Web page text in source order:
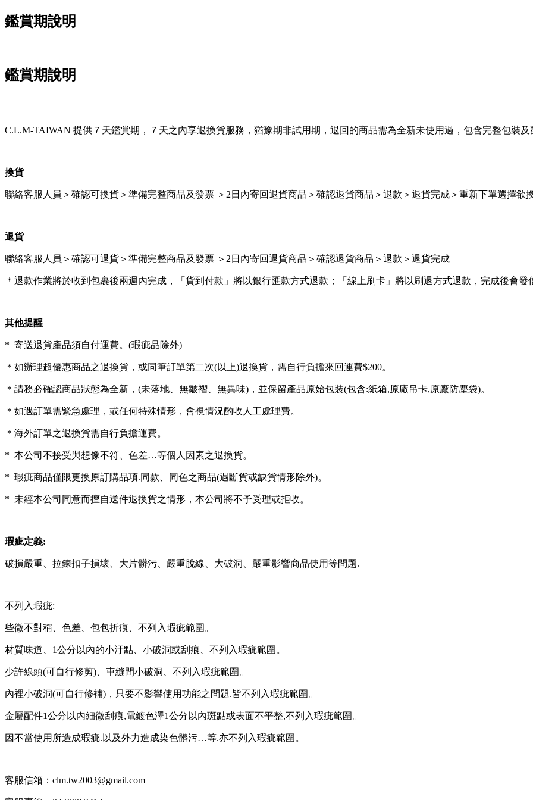
鑑賞期說明
鑑賞期說明
C.L.M-TAIWAN 提供７天鑑賞期，７天之內享退換貨服務，猶豫期非試用期，退回的商品需為全新未使用過，包含完整包裝及
換貨
聯絡客服人員＞確認可換貨＞準備完整商品及發票 ＞2日內寄回退貨商品＞確認退貨商品＞退款＞退貨完成＞重新下單選擇欲
退貨
聯絡客服人員＞確認可退貨＞準備完整商品及發票 ＞2日內寄回退貨商品＞確認退貨商品＞退款＞退貨完成
＊退款作業將於收到包裹後兩週內完成，「貨到付款」將以銀行匯款方式退款；「線上刷卡」將以刷退方式退款，完成後會發
其他提醒
* 寄送退貨產品須自付運費。(瑕疵品除外)
＊如辦理超優惠商品之退換貨，或同筆訂單第二次(以上)退換貨，需自行負擔來回運費$200。
＊請務必確認商品狀態為全新，(未落地、無皺褶、無異味)，並保留產品原始包裝(包含:紙箱,原廠吊卡,原廠防塵袋)。
＊如遇訂單需緊急處理，或任何特殊情形，會視情況酌收人工處理費。
＊海外訂單之退換貨需自行負擔運費。
* 本公司不接受與想像不符、色差…等個人因素之退換貨。
* 瑕疵商品僅限更換原訂購品項.同款、同色之商品(遇斷貨或缺貨情形除外)。
* 未經本公司同意而擅自送件退換貨之情形，本公司將不予受理或拒收。
瑕疵定義:
破損嚴重、拉鍊扣子損壞、大片髒污、嚴重脫線、大破洞、嚴重影響商品使用等問題.
不列入瑕疵:
些微不對稱、色差、包包折痕、不列入瑕疵範圍。
材質味道、1公分以內的小汙點、小破洞或刮痕、不列入瑕疵範圍。
少許線頭(可自行修剪)、車縫間小破洞、不列入瑕疵範圍。
內裡小破洞(可自行修補)，只要不影響使用功能之問題.皆不列入瑕疵範圍。
金屬配件1公分以內細微刮痕,電鍍色澤1公分以內斑點或表面不平整,不列入瑕疵範圍。
因不當使用所造成瑕疵.以及外力造成染色髒污…等.亦不列入瑕疵範圍。
客服信箱：clm.tw2003@gmail.com